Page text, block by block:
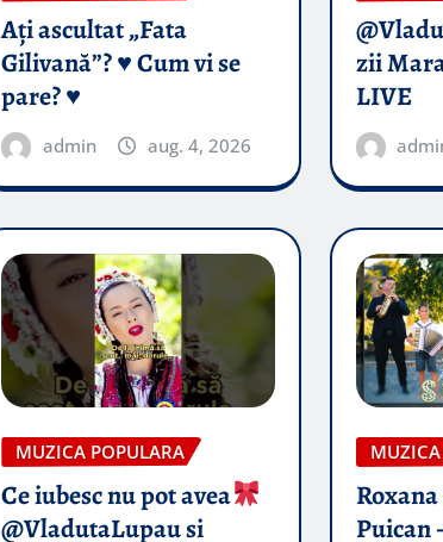
Ați ascultat „Fata
Gilivană”? ♥️ Cum vi se
pare? ♥️
admin aug. 4, 2026
zii
LIVE
MUZICA POPULARA
Ce iubesc nu pot avea
@VladutaLupau si
Puican